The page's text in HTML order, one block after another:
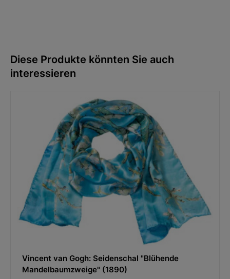
Diese Produkte könnten Sie auch
interessieren
Vincent van Gogh: Seidenschal "Blühende
Mandelbaumzweige" (1890)